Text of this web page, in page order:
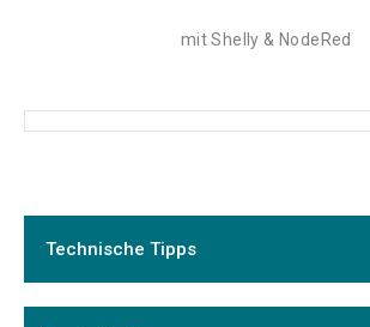
mit Shelly & NodeRed
Technische Tipps